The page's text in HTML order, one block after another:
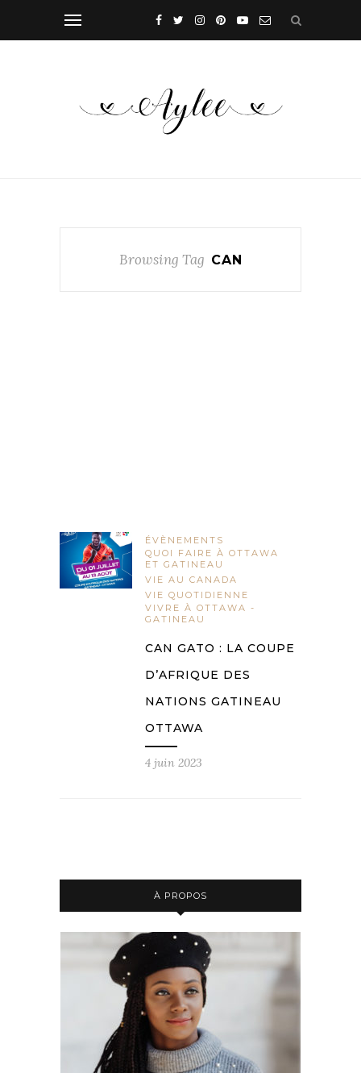
Browsing Tag CAN
ÉVÈNEMENTS
QUOI FAIRE À OTTAWA
ET GATINEAU
VIE AU CANADA
VIE QUOTIDIENNE
VIVRE À OTTAWA -
GATINEAU
CAN GATO : LA COUPE
D’AFRIQUE DES
NATIONS GATINEAU
OTTAWA
4 juin 2023
À PROPOS